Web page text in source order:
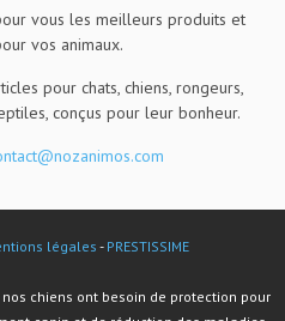
vous les meilleurs produits et
vos animaux.
pour chats, chiens, rongeurs,
conçus pour leur bonheur.
légales - PRESTISSIME
chiens ont besoin de protection pour